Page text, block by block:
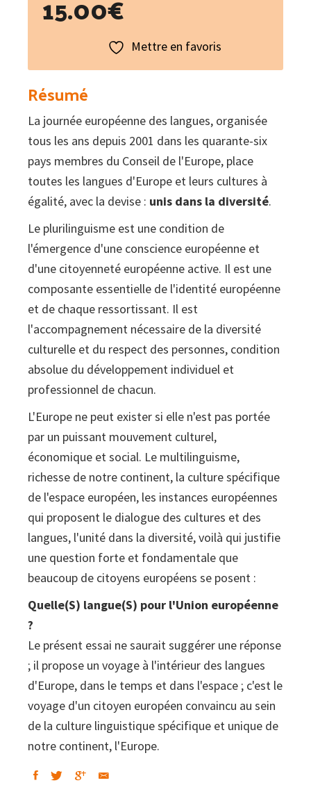
Mettre en favoris
Résumé
La journée européenne des langues, organisée
tous les ans depuis 2001 dans les quarante-six
pays membres du Conseil de l'Europe, place
toutes les langues d'Europe et leurs cultures à
égalité, avec la devise : unis dans la diversité.
Le plurilinguisme est une condition de
l'émergence d'une conscience européenne et
d'une citoyenneté européenne active. Il est une
composante essentielle de l'identité européenne
et de chaque ressortissant. Il est
l'accompagnement nécessaire de la diversité
culturelle et du respect des personnes, condition
absolue du développement individuel et
professionnel de chacun.
L'Europe ne peut exister si elle n'est pas portée
par un puissant mouvement culturel,
économique et social. Le multilinguisme,
richesse de notre continent, la culture spécifique
de l'espace européen, les instances européennes
qui proposent le dialogue des cultures et des
langues, l'unité dans la diversité, voilà qui justifie
une question forte et fondamentale que
beaucoup de citoyens européens se posent :
Quelle(S) langue(S) pour l'Union européenne
?
Le présent essai ne saurait suggérer une réponse
; il propose un voyage à l'intérieur des langues
d'Europe, dans le temps et dans l'espace ; c'est le
voyage d'un citoyen européen convaincu au sein
de la culture linguistique spécifique et unique de
notre continent, l'Europe.